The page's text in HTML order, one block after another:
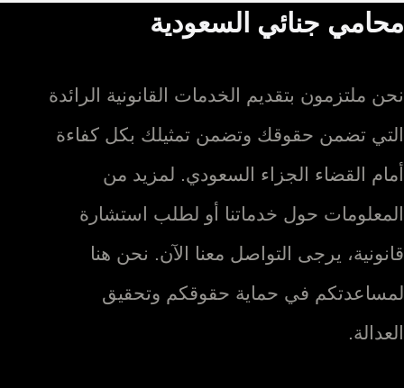
محامي جنائي السعودية
نحن ملتزمون بتقديم الخدمات القانونية الرائدة
التي تضمن حقوقك وتضمن تمثيلك بكل كفاءة
أمام القضاء الجزاء السعودي. لمزيد من
المعلومات حول خدماتنا أو لطلب استشارة
قانونية، يرجى التواصل معنا الآن. نحن هنا
لمساعدتكم في حماية حقوقكم وتحقيق
العدالة.